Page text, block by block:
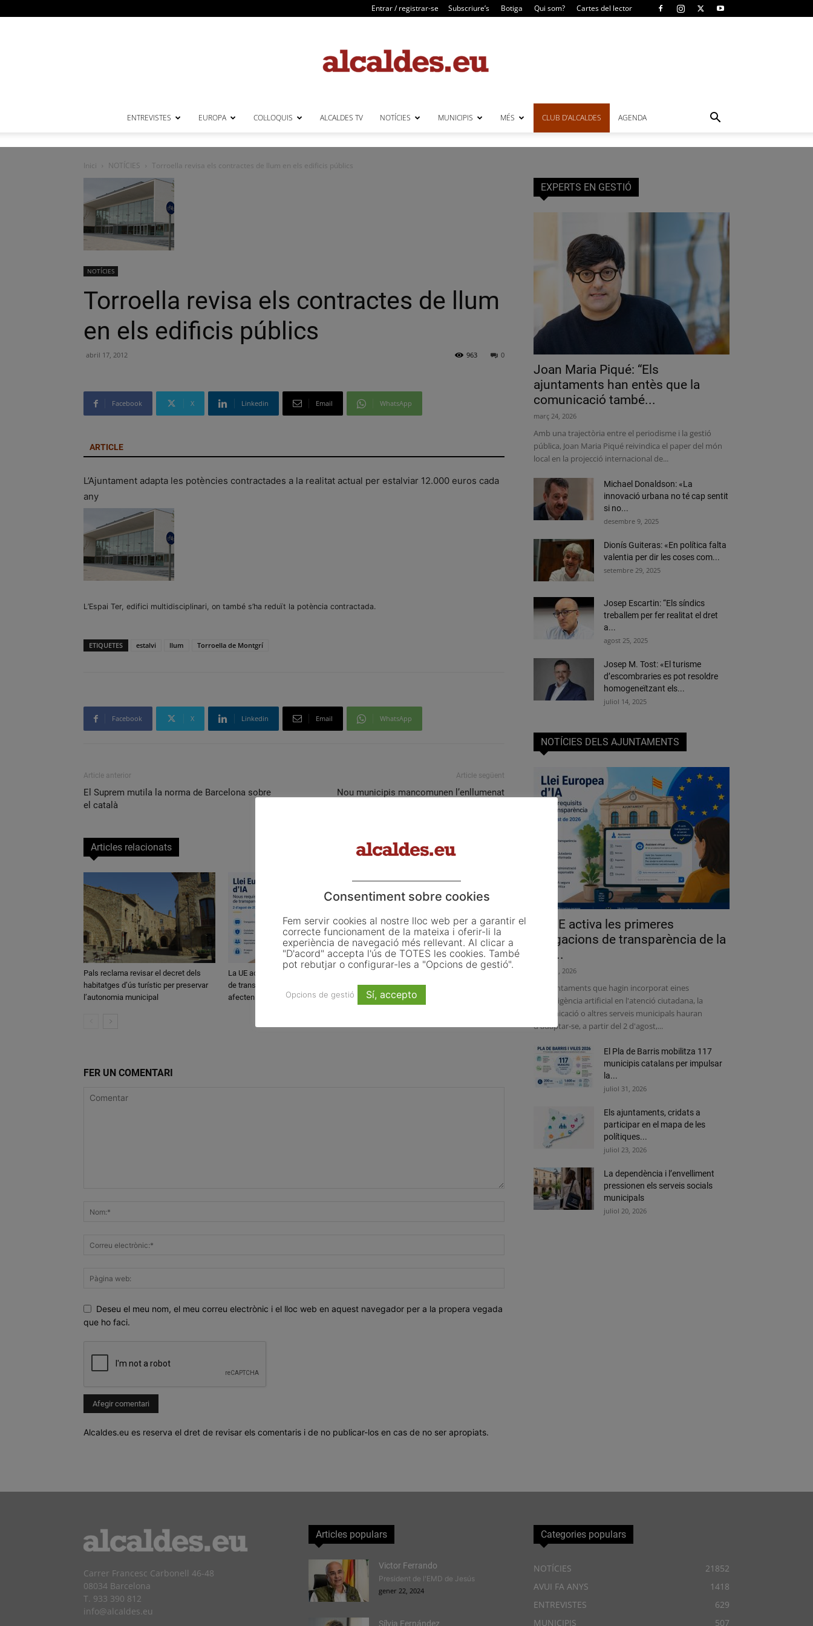
Entrar / registrar-se Subscriure’s Botiga Qui som? Cartes del lector
ENTREVISTES EUROPA COL·LOQUIS ALCALDES TV NOTÍCIES MUNICIPIS MÉS CLUB D’ALCALDES AGENDA
Inici NOTÍCIES Torroella revisa els contractes de llum en els edificis públics
NOTÍCIES
Torroella revisa els contractes de llum
en els edificis públics
abril 17, 2012 0
963
Facebook X Linkedin Email WhatsApp
ARTICLE
L’Ajuntament adapta les potències contractades a la realitat actual per estalviar 12.000 euros cada
any
L’Espai Ter, edifici multidisciplinari, on també s’ha reduït la potència contractada.
ETIQUETES estalvi llum Torroella de Montgrí
Facebook X Linkedin Email WhatsApp
Article anterior
El Suprem mutila la norma de Barcelona sobre
el català
Article següent
Nou municipis mancomunen l’enllumenat
Articles relacionats
Pals reclama revisar el decret dels
habitatges d’ús turístic per preservar
l’autonomia municipal
La UE activa les primeres obligacions
de transparència de la Llei d’IA que
afecten els ajuntaments
El Pla de Barris mobilitza 117
municipis catalans per impulsar la
regeneració urbana
FER UN COMENTARI
Deseu el meu nom, el meu correu electrònic i el lloc web en aquest navegador per a la propera vegada
que ho faci.
Alcaldes.eu es reserva el dret de revisar els comentaris i de no publicar-los en cas de no ser apropiats.
EXPERTS EN GESTIÓ
Joan Maria Piqué: “Els
ajuntaments han entès que la
comunicació també...
març 24, 2026
Amb una trajectòria entre el periodisme i la gestió
pública, Joan Maria Piqué reivindica el paper del món
local en la projecció internacional de...
Michael Donaldson: «La
innovació urbana no té cap sentit
si no...
desembre 9, 2025
Dionís Guiteras: «En política falta
valentia per dir les coses com...
setembre 29, 2025
Josep Escartin: “Els síndics
treballem per fer realitat el dret
a...
agost 25, 2025
Josep M. Tost: «El turisme
d’escombraries es pot resoldre
homogeneïtzant els...
juliol 14, 2025
NOTÍCIES DELS AJUNTAMENTS
La UE activa les primeres
obligacions de transparència de la
Llei...
juliol 31, 2026
Els ajuntaments que hagin incorporat eines
d'intel·ligència artificial en l'atenció ciutadana, la
comunicació o altres serveis municipals hauran
d'adaptar-se, a partir del 2 d'agost,...
El Pla de Barris mobilitza 117
municipis catalans per impulsar
la...
juliol 31, 2026
Els ajuntaments, cridats a
participar en el mapa de les
polítiques...
juliol 23, 2026
La dependència i l’envelliment
pressionen els serveis socials
municipals
juliol 20, 2026
Carrer Francesc Carbonell 46-48
08034 Barcelona
T. 933 390 812
info@alcaldes.eu
Articles populars
Victor Ferrando
President de l'EMD de Jesús
gener 22, 2024
Sílvia Fernández
Categories populars
NOTÍCIES
21852
AVUI FA ANYS
1418
ENTREVISTES
629
MUNICIPIS
507
Consentiment sobre cookies
Fem servir cookies al nostre lloc web per a garantir el
correcte funcionament de la mateixa i oferir-li la
experiència de navegació més rellevant. Al clicar a
"D'acord" accepta l'ús de TOTES les cookies. També
pot rebutjar o configurar-les a "Opcions de gestió".
Opcions de gestió Sí, accepto